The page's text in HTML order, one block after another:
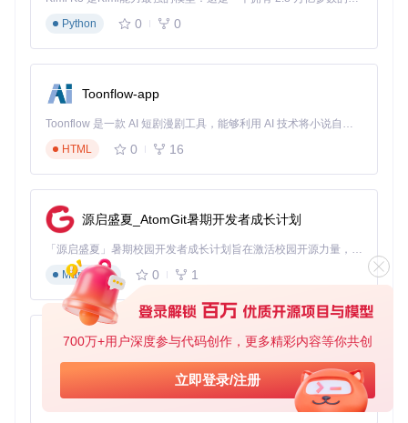
700万+用户深度参与代码创作，更多精彩内容等你共创
立即登录/注册
项目结构规划
游戏脚本存放于qsrc目录
媒体资源放置在resources文件夹
配置文件使用properties格式管理
开发测试流程
使用开发模式启动：java -jar target/qsp-playe
修改qsrc文件后自动热更新
通过内置调试工具检查变量状态
技术原理简析：QSP引擎的工作机制
JavaQuestPlayer的核心架构包含三个主要模块：
解析器：将QSP脚本转换为抽象语法树，支持条件分支、循
虚拟机：执行编译后的字节码，维护游戏状态与变量环境
渲染器
：处理文本、图像、音频等多媒体资源的展示
这种分层设计使得引擎具备良好的可扩展性，开发者可以通过
实现自定义渲染器支持新的媒体格式，或扩展解析器以支持更
Python
0 0
Toonflow-app
Toonflow 是一款 AI 短剧漫剧工具，能够利用 AI 技术将小说自动转化为剧本，并结合 AI 生成的图片和视频，实现高效的短剧创作。借助 Toonflow，可以轻松完成从文字到影像的全流程，让短剧制作变得更加智能与便捷。
HTML
0 16
源启盛夏_AtomGit暑期开发者成长计划
「源启盛夏」暑期校园开发者成长计划旨在激活校园开源力量，通过积分激励、认证扶持、资源倾斜等形式，引导高校组织和开发者完成「入驻 — 建项目 — 做贡献 — 获认证 — 得资源」的完整闭环。无论你是想带领社团入驻平台的组织者，还是希望用代码贡献证明自己的开发者，都能在这里找到属于你的成长路径。
Markdown
0 1
AionUi
免费、本地、开源的 24/7 全天候 Cowork 应用，以及适用于 Gemini CLI、Claude Code、Codex、OpenCode、Qwen Code、Goose CLI、Auggie 等的 OpenClaw | 🌟 喜欢就点star吧
TypeScript
0 6